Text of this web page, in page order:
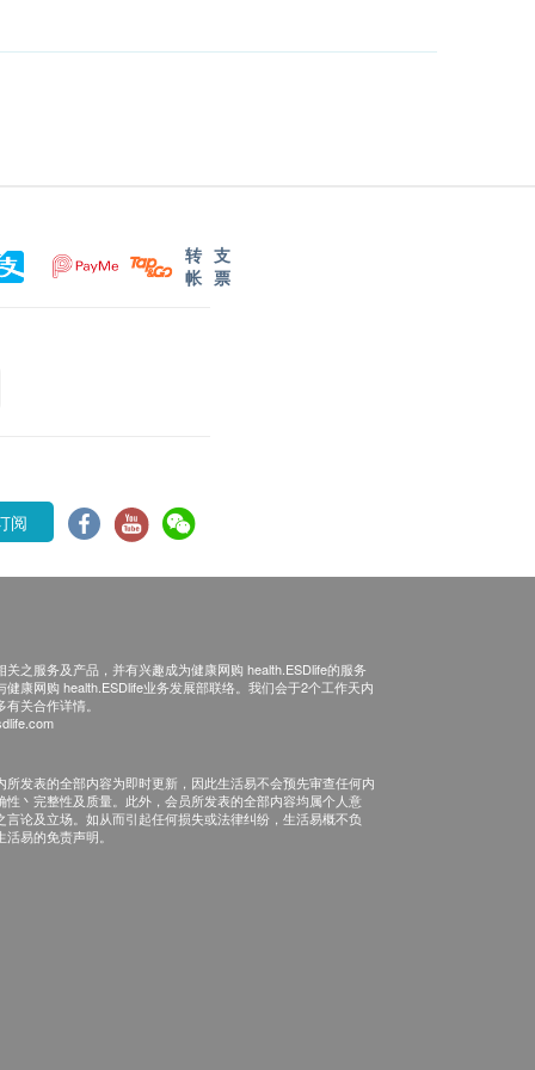
转
帐
支
票
阅
关之服务及产品，并有兴趣成为健康网购 health.ESDlife的服务
健康网购 health.ESDlife业务发展部联络。我们会于2个工作天内
关合作详情。
所发表的全部内容为即时更新，因此生活易不会预先审查任何内
性丶完整性及质量。此外，会员所发表的全部内容均属个人意
言论及立场。如从而引起任何损失或法律纠纷，生活易概不负
易的免责声明。